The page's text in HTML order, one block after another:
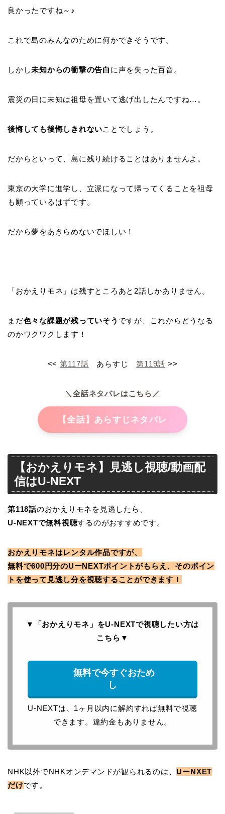
良かったですね～♪
これで島のみんなのために何かできそうです。
しかし未知からの衝撃の告白 に声を失った百音。
震災の日に未知は祖母を置いて逃げ出したんですね…。
後悔しても後悔しきれないことでしょう。
だからといって、島に残り続けることはありませんよ。
東京の大学に進学し、立派になって帰ってくることを祖母
も願っているはずです。
だから夢をあきらめないでほしい！
「おかえりモネ」は残すところあと2話しかありません。
まだ色々な課題が残っていそう ですが、これからどうなる
のかワクワクします！
<< 第117話 あらすじ第119話 >>
＼全話ネタバレはこちら／
【全話】あらすじネタバレ
【おかえりモネ】見逃し視聴/動画配
信はU-NEXT
第118話のおかえりモネを見逃したら、
U-NEXTで無料視聴するのがおすすめです。
おかえりモネはレンタル作品ですが、
無料で600円分のUーNEXTポイントがもらえ、そのポイン
トを使って見逃し分を視聴することができます！
▼「おかえりモネ」をU-NEXTで視聴したい方は
こちら ▼
無料で今すぐおため
し
U-NEXTは、1ヶ月以内に解約すれば無料で視聴
できます。違約金もありません。
NHK以外でNHKオンデマンドが観られるのは、UーNXET
だけです。